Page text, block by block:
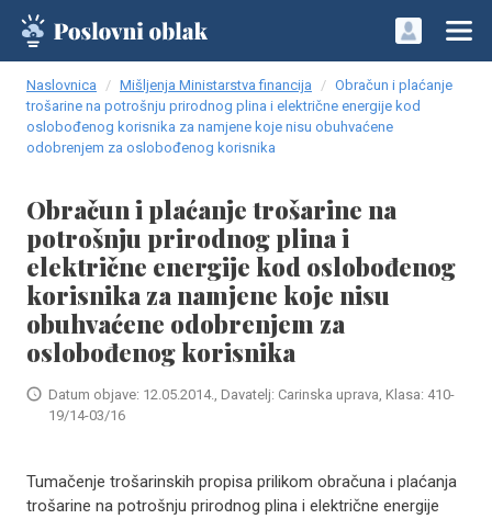
Naslovnica Mišljenja Ministarstva financija
Obračun i plaćanje
trošarine na potrošnju prirodnog plina i električne energije kod
oslobođenog korisnika za namjene koje nisu obuhvaćene
odobrenjem za oslobođenog korisnika
Obračun i plaćanje trošarine na
potrošnju prirodnog plina i
električne energije kod oslobođenog
korisnika za namjene koje nisu
obuhvaćene odobrenjem za
oslobođenog korisnika
Datum objave: 12.05.2014., Davatelj: Carinska uprava, Klasa: 410-
19/14-03/16
Tumačenje trošarinskih propisa prilikom obračuna i plaćanja
trošarine na potrošnju prirodnog plina i električne energije